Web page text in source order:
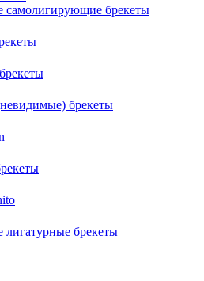
самолигирующие брекеты
брекеты
лигатурные брекеты